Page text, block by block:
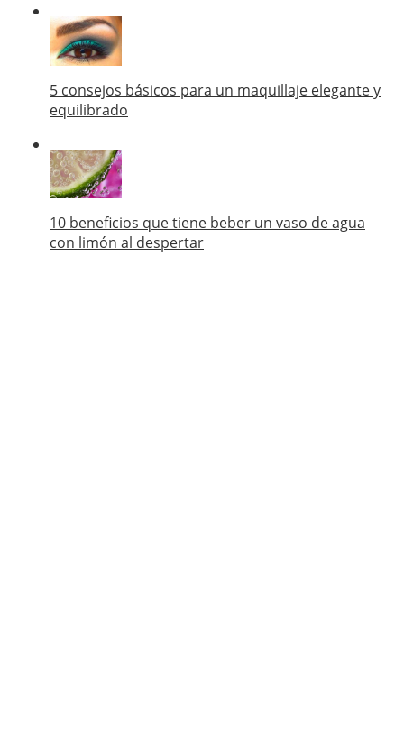
5 consejos básicos para un maquillaje elegante y
equilibrado
10 beneficios que tiene beber un vaso de agua
con limón al despertar